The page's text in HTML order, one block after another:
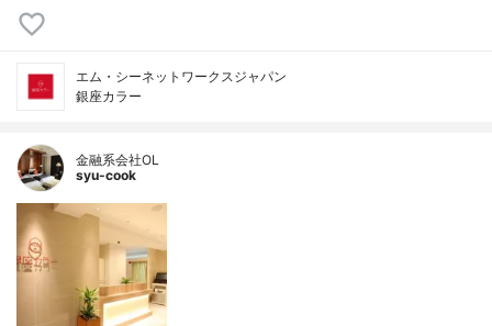
エム・シーネットワークスジャパン
銀座カラー
金融系会社OL
syu-cook